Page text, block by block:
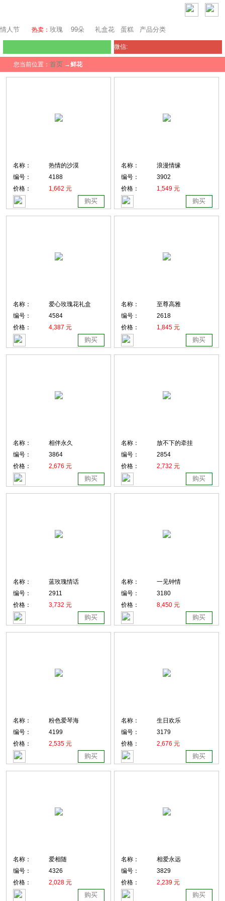
情人节 热卖： 玫瑰 99朵 礼盒花 蛋糕 产品分类
微信:
您当前位置： 首页 →鲜花
名称：
热情的沙漠
编号：
4188
价格：
1,662 元
购买
名称：
浪漫情缘
编号：
3902
价格：
1,549 元
购买
名称：
爱心玫瑰花礼盒
编号：
4584
价格：
4,387 元
购买
名称：
至尊高雅
编号：
2618
价格：
1,845 元
购买
名称：
相伴永久
编号：
3864
价格：
2,676 元
购买
名称：
放不下的牵挂
编号：
2854
价格：
2,732 元
购买
名称：
蓝玫瑰情话
编号：
2911
价格：
3,732 元
购买
名称：
一见钟情
编号：
3180
价格：
8,450 元
购买
名称：
粉色爱琴海
编号：
4199
价格：
2,535 元
购买
名称：
生日欢乐
编号：
3179
价格：
2,676 元
购买
名称：
爱相随
编号：
4326
价格：
2,028 元
购买
名称：
相爱永远
编号：
3829
价格：
2,239 元
购买